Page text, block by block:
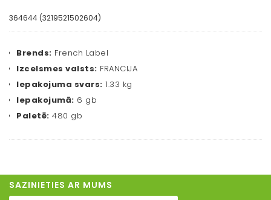
364644 (3219521502604)
Brends: French Label
Izcelsmes valsts: FRANCIJA
Iepakojuma svars: 1.33 kg
Iepakojumā: 6 gb
Paletē: 480 gb
SAZINIETIES AR MUMS